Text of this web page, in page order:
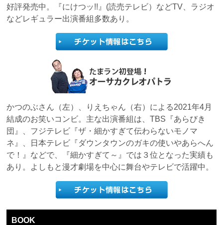
好評発売中。『にけつッ!!』(読売テレビ）などTV、ラジオ
などレギュラー出演番組多数あり。
かつのぶさん（左）、りえちゃん（右）による2021年4月
結成のお笑いコンビ。主な出演番組は、TBS『あらびき
団』、フジテレビ『ザ・細かすぎて伝わらないモノマ
ネ』、日本テレビ『ダウンタウンのガキの使いやあらへん
で！』などで、『細かすぎて～』では３位となった実績も
あり。よしもと漫才劇場を中心に舞台やテレビで活躍中。
BOOK